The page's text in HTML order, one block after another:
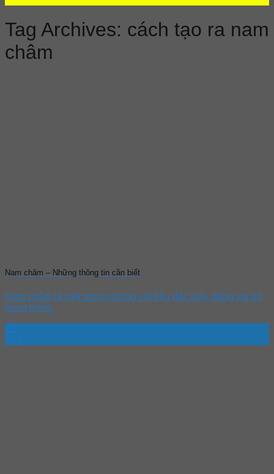
Tag Archives: cách tạo ra nam
châm
Nam châm – Những thông tin cần biết
Nam châm là một trong những vật liệu đặc biệt, đóng vai trò
quan trọng.